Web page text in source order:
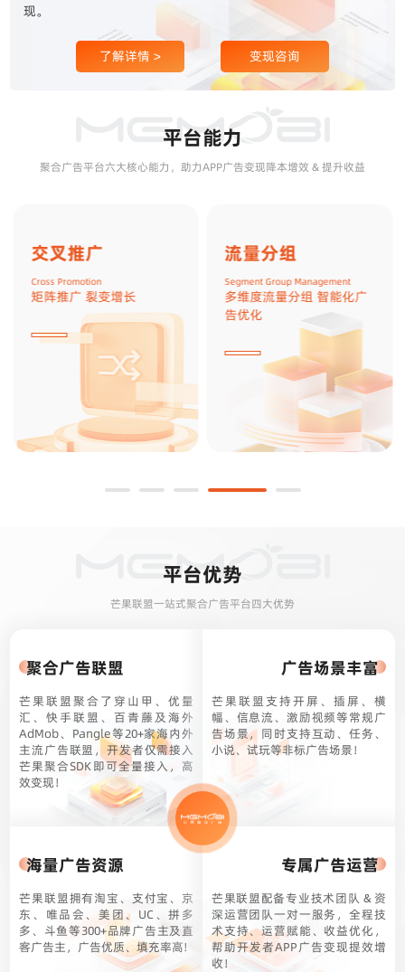
现。
了解详情 > 变现咨询
平台能力
聚合广告平台六大核心能力，助力APP广告变现降本增效 & 提升收益
交叉推广
Cross Promotion
矩阵推广 裂变增长
流量分组
Segment Group Management
多维度流量分组 智能化广
告优化
平台优势
芒果联盟一站式聚合广告平台四大优势
聚合广告联盟
芒果联盟聚合了穿山甲、优量
汇、快手联盟、百青藤及海外
AdMob、Pangle等20+家海内外
主流广告联盟，开发者仅需接入
芒果聚合SDK即可全量接入，高
效变现！
广告场景丰富
芒果联盟支持开屏、插屏、横
幅、信息流、激励视频等常规广
告场景，同时支持互动、任务、
小说、试玩等非标广告场景！
海量广告资源
芒果联盟拥有淘宝、支付宝、京
东、唯品会、美团、UC、拼多
多、斗鱼等300+品牌广告主及直
客广告主，广告优质、填充率高!
专属广告运营
芒果联盟配备专业技术团队 & 资
深运营团队一对一服务，全程技
术支持、运营赋能、收益优化，
帮助开发者APP广告变现提效增
收！